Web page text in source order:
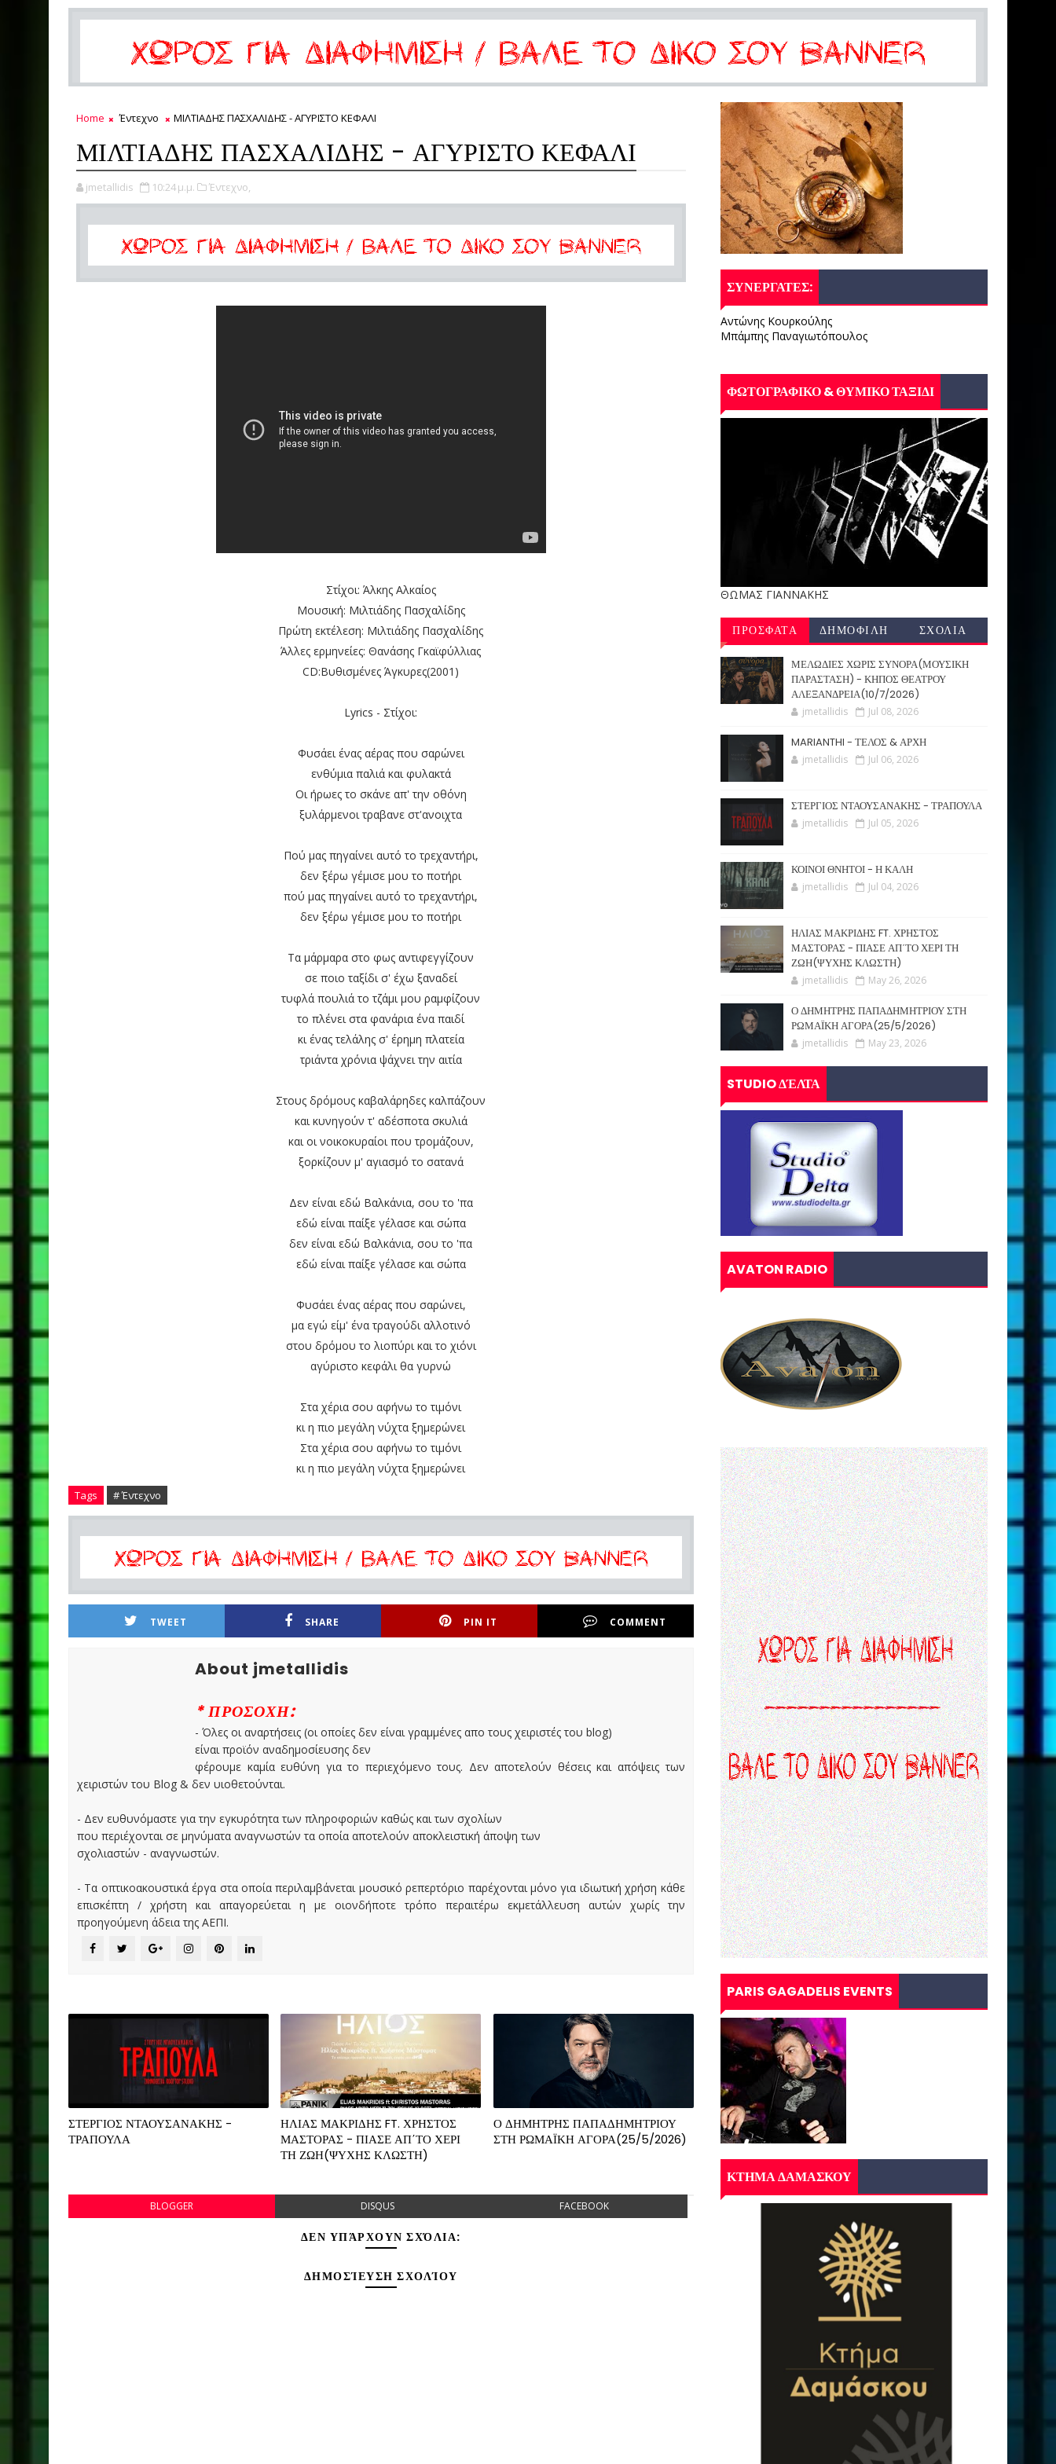
Home Έντεχνο ΜΙΛΤΙΑΔΗΣ ΠΑΣΧΑΛΙΔΗΣ - ΑΓΥΡΙΣΤΟ ΚΕΦΑΛΙ
ΜΙΛΤΙΑΔΗΣ ΠΑΣΧΑΛΙΔΗΣ - ΑΓΥΡΙΣΤΟ ΚΕΦΑΛΙ
jmetallidis 10:24 μ.μ. Έντεχνο,
Στίχοι: Άλκης Αλκαίος
Μουσική: Μιλτιάδης Πασχαλίδης
Πρώτη εκτέλεση: Μιλτιάδης Πασχαλίδης
Άλλες ερμηνείες: Θανάσης Γκαϊφύλλιας
CD:Βυθισμένες Άγκυρες(2001)
Lyrics - Στίχοι:
Φυσάει ένας αέρας που σαρώνει
ενθύμια παλιά και φυλακτά
Οι ήρωες το σκάνε απ' την οθόνη
ξυλάρμενοι τραβανε στ'ανοιχτα
Πού μας πηγαίνει αυτό το τρεχαντήρι,
δεν ξέρω γέμισε μου το ποτήρι
πού μας πηγαίνει αυτό το τρεχαντήρι,
δεν ξέρω γέμισε μου το ποτήρι
Τα μάρμαρα στο φως αντιφεγγίζουν
σε ποιο ταξίδι σ' έχω ξαναδεί
τυφλά πουλιά το τζάμι μου ραμφίζουν
το πλένει στα φανάρια ένα παιδί
κι ένας τελάλης σ' έρημη πλατεία
τριάντα χρόνια ψάχνει την αιτία
Στους δρόμους καβαλάρηδες καλπάζουν
και κυνηγούν τ' αδέσποτα σκυλιά
και οι νοικοκυραίοι που τρομάζουν,
ξορκίζουν μ' αγιασμό το σατανά
Δεν είναι εδώ Βαλκάνια, σου το 'πα
εδώ είναι παίξε γέλασε και σώπα
δεν είναι εδώ Βαλκάνια, σου το 'πα
εδώ είναι παίξε γέλασε και σώπα
Φυσάει ένας αέρας που σαρώνει,
μα εγώ είμ' ένα τραγούδι αλλοτινό
στου δρόμου το λιοπύρι και το χιόνι
αγύριστο κεφάλι θα γυρνώ
Στα χέρια σου αφήνω το τιμόνι
κι η πιο μεγάλη νύχτα ξημερώνει
Στα χέρια σου αφήνω το τιμόνι
κι η πιο μεγάλη νύχτα ξημερώνει
Tags # Έντεχνο
TWEET SHARE PIN IT COMMENT
About jmetallidis
* ΠΡΟΣΟΧΗ:
- Όλες οι αναρτήσεις (οι οποίες δεν είναι γραμμένες απο τους χειριστές του blog)
είναι προϊόν αναδημοσίευσης δεν
φέρουμε καμία ευθύνη για το περιεχόμενο τους. Δεν αποτελούν θέσεις και απόψεις των
χειριστών του Blog & δεν υιοθετούνται.
- Δεν ευθυνόμαστε για την εγκυρότητα των πληροφοριών καθώς και των σχολίων
που περιέχονται σε μηνύματα αναγνωστών τα οποία αποτελούν αποκλειστική άποψη των
σχολιαστών - αναγνωστών.
- Τα οπτικοακουστικά έργα στα οποία περιλαμβάνεται μουσικό ρεπερτόριο παρέχονται μόνο για ιδιωτική χρήση κάθε
επισκέπτη / χρήστη και απαγορεύεται η με οιονδήποτε τρόπο περαιτέρω εκμετάλλευση αυτών χωρίς την
προηγούμενη άδεια της ΑΕΠΙ.
ΣΤΕΡΓΙΟΣ ΝΤΑΟΥΣΑΝΑΚΗΣ -
ΤΡΑΠΟΥΛΑ
ΗΛΙΑΣ ΜΑΚΡΙΔΗΣ FT. ΧΡΗΣΤΟΣ
ΜΑΣΤΟΡΑΣ - ΠΙΑΣΕ ΑΠ΄ΤΟ ΧΕΡΙ
ΤΗ ΖΩΗ(ΨΥΧΗΣ ΚΛΩΣΤΗ)
Ο ΔΗΜΗΤΡΗΣ ΠΑΠΑΔΗΜΗΤΡΙΟΥ
ΣΤΗ ΡΩΜΑΪΚΗ ΑΓΟΡΑ(25/5/2026)
BLOGGER DISQUS FACEBOOK
ΔΕΝ ΥΠΆΡΧΟΥΝ ΣΧΌΛΙΑ:
ΔΗΜΟΣΊΕΥΣΗ ΣΧΟΛΊΟΥ
ΣΥΝΕΡΓΑΤΕΣ:
Αντώνης Κουρκούλης
Μπάμπης Παναγιωτόπουλος
ΦΩΤΟΓΡΑΦΙΚΟ & ΘΥΜΙΚΟ ΤΑΞΙΔΙ
ΘΩΜΑΣ ΓΙΑΝΝΑΚΗΣ
ΠΡΟΣΦΑΤΑ ΔΗΜΟΦΙΛΗ ΣΧΟΛΙΑ
ΜΕΛΩΔΙΕΣ ΧΩΡΙΣ ΣΥΝΟΡΑ(ΜΟΥΣΙΚΗ
ΠΑΡΑΣΤΑΣΗ) - ΚΗΠΟΣ ΘΕΑΤΡΟΥ
ΑΛΕΞΑΝΔΡΕΙΑ(10/7/2026)
jmetallidis Jul 08, 2026
MARIANTHI - ΤΕΛΟΣ & ΑΡΧΗ
jmetallidis Jul 06, 2026
ΣΤΕΡΓΙΟΣ ΝΤΑΟΥΣΑΝΑΚΗΣ - ΤΡΑΠΟΥΛΑ
jmetallidis Jul 05, 2026
ΚΟΙΝΟΙ ΘΝΗΤΟΙ - Η ΚΑΛΗ
jmetallidis Jul 04, 2026
ΗΛΙΑΣ ΜΑΚΡΙΔΗΣ FT. ΧΡΗΣΤΟΣ
ΜΑΣΤΟΡΑΣ - ΠΙΑΣΕ ΑΠ΄ΤΟ ΧΕΡΙ ΤΗ
ΖΩΗ(ΨΥΧΗΣ ΚΛΩΣΤΗ)
jmetallidis May 26, 2026
Ο ΔΗΜΗΤΡΗΣ ΠΑΠΑΔΗΜΗΤΡΙΟΥ ΣΤΗ
ΡΩΜΑΪΚΗ ΑΓΟΡΑ(25/5/2026)
jmetallidis May 23, 2026
STUDIO ΔΈΛΤΑ
AVATON RADIO
PARIS GAGADELIS EVENTS
ΚΤΗΜΑ ΔΑΜΑΣΚΟΥ